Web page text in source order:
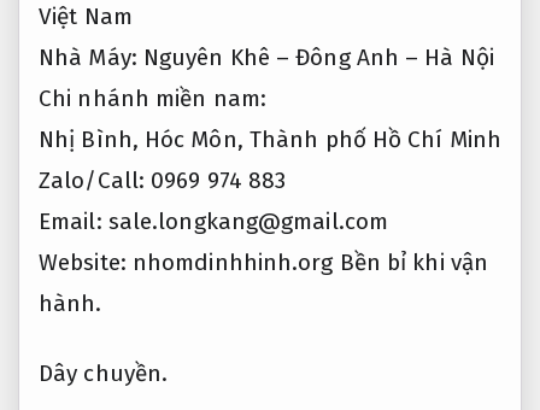
Việt Nam
Nhà Máy: Nguyên Khê – Đông Anh – Hà Nội
Chi nhánh miền nam:
Nhị Bình, Hóc Môn, Thành phố Hồ Chí Minh
Zalo/Call: 0969 974 883
Email: sale.longkang@gmail.com
Website: nhomdinhhinh.org Bền bỉ khi vận
hành.
Dây chuyền.